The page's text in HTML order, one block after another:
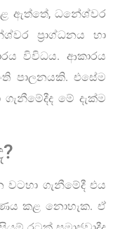
ඇත්තේ, ධනේශ්වර
ප්‍රාග්ධනය හා
විවිධය. ආකාරය
පාලනයකි. එසේම
මේ දැක්ම
වටහා ගැනීමේදී එය
කළ නොහැක. ඒ